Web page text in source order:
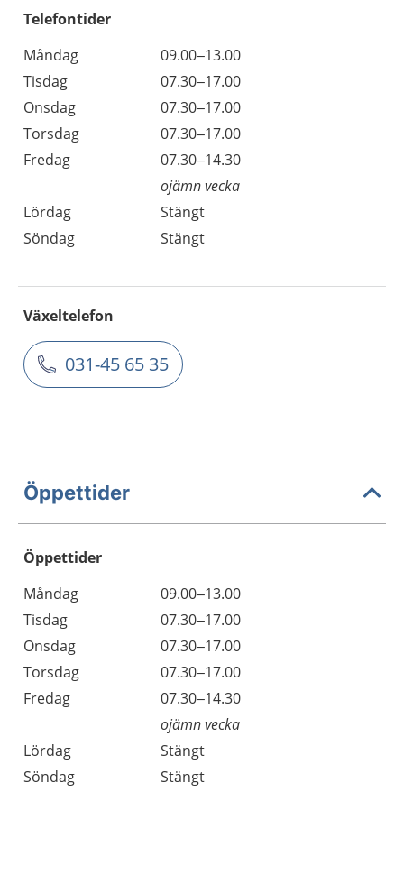
Telefontider
Måndag
09.00–13.00
Tisdag
07.30–17.00
Onsdag
07.30–17.00
Torsdag
07.30–17.00
Fredag
07.30–14.30
ojämn vecka
Lördag
Stängt
Söndag
Stängt
Växeltelefon
031-45 65 35
Öppettider
Öppettider
Dag
Öppettider
Kommentarer
Måndag
09.00–13.00
Tisdag
07.30–17.00
Onsdag
07.30–17.00
Torsdag
07.30–17.00
Fredag
07.30–14.30
ojämn vecka
Lördag
Stängt
Söndag
Stängt